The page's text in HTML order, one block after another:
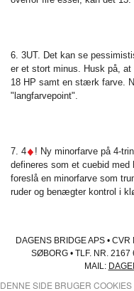
6. 3UT. Det kan se
er et stort minus. Husk på, at
18 HP samt en stærk farve.
"langfarvepoint".
7. 4
! Ny minorfarve på 4-
defineres som et cuebid
foreslå en minorfarve som
ruder og benægter kontrol i
DAGENS BRIDGE APS •
SØBORG • TLF. NR.
MAIL:
DENNE SIDE BRUGER